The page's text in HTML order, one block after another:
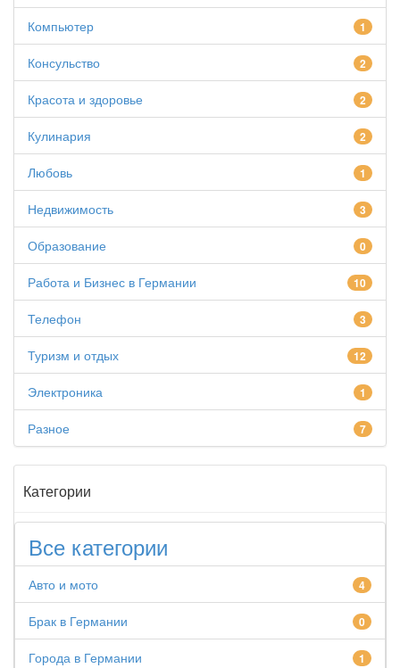
Компьютер 1
Консульство 2
Красота и здоровье 2
Кулинария 2
Любовь 1
Недвижимость 3
Образование 0
Работа и Бизнес в Германии 10
Телефон 3
Туризм и отдых 12
Электроника 1
Разное 7
Категории
Все категории
Авто и мото 4
Брак в Германии 0
Города в Германии 1